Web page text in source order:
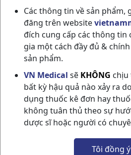
Các thông tin về sản phẩm,
đăng trên website
đích cung cấp các thông tin
gia một cách đầy đủ &
sản phẩm.
VN Medical sẽ KHÔNG chịu
bất kỳ hậu quả nào xảy ra
dụng thuốc kê đơn hay
không tuân thủ theo sự
dược sĩ hoặc người có
Tôi đồng ý
MELOX 15 H50VN
NSX:Boston
Nhóm hàng: Giảm Đau -
Cơ - Xương Khớp - Gout,